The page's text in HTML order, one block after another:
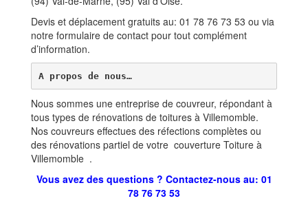
Devis et déplacement gratuits au: 01 78 76 73 53 ou via
notre formulaire de contact pour tout complément
d’information.
A propos de nous…
Nous sommes une entreprise de couvreur, répondant à
tous types de rénovations de toitures à Villemomble.
Nos couvreurs effectues des réfections complètes ou
des rénovations partiel de votre couverture Toiture à
Villemomble .
Vous avez des questions ? Contactez-nous au: 01
78 76 73 53